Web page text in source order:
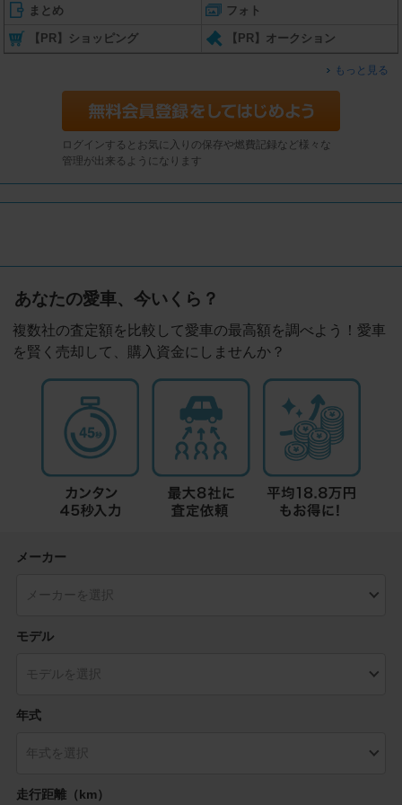
まとめ フォト
【PR】ショッピング 【PR】オークション
もっと見る
ログインするとお気に入りの保存や燃費記録など様々な
管理が出来るようになります
あなたの愛車、今いくら？
複数社の査定額を比較して愛車の最高額を調べよう！愛車
を賢く売却して、購入資金にしませんか？
メーカー
モデル
年式
走行距離（km）